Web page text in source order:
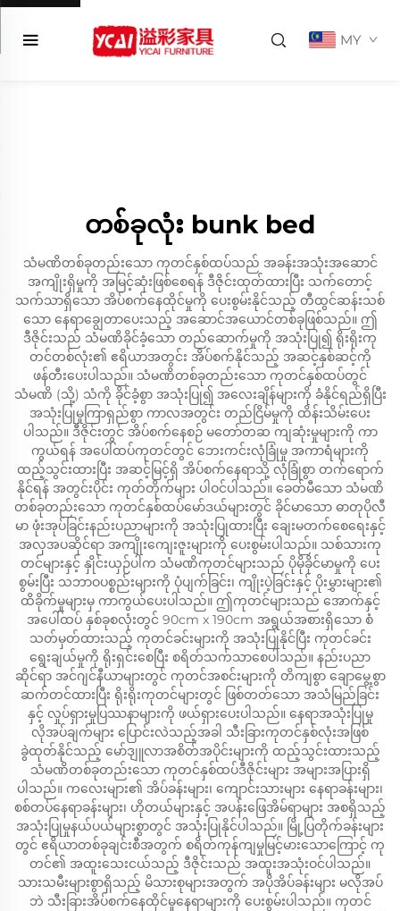
MY
တစ်ခုလုံး bunk bed
သံမဏိတစ်ခုတည်းသော ကုတင်နှစ်ထပ်သည် အခန်းအသုံးအဆောင်
အကျိုးရှိမှုကို အမြင့်ဆုံးဖြစ်စေရန် ဒီဇိုင်းထုတ်ထားပြီး သက်တောင့်
သက်သာရှိသော အိပ်စက်နေထိုင်မှုကို ပေးစွမ်းနိုင်သည့် တီထွင်ဆန်းသစ်
သော နေရာချွေတာပေးသည့် အဆောင်အယောင်တစ်ခုဖြစ်သည်။ ဤ
ဒီဇိုင်းသည် သံမဏိခိုင်ခံ့သော တည်ဆောက်မှုကို အသုံးပြု၍ ရိုးရိုးကု
တင်တစ်လုံး၏ ဧရိယာအတွင်း အိပ်စက်နိုင်သည့် အဆင့်နှစ်ဆင့်ကို
ဖန်တီးပေးပါသည်။ သံမဏိတစ်ခုတည်းသော ကုတင်နှစ်ထပ်တွင်
သံမဏိ (သို့) သံကို ခိုင်ခံ့စွာ အသုံးပြု၍ အလေးချိန်များကို ခံနိုင်ရည်ရှိပြီး
အသုံးပြုမှုကြာရှည်စွာ ကာလအတွင်း တည်ငြိမ်မှုကို ထိန်းသိမ်းပေး
ပါသည်။ ဒီဇိုင်းတွင် အိပ်စက်နေစဉ် မတော်တဆ ကျဆုံးမှုများကို ကာ
ကွယ်ရန် အပေါ်ထပ်ကုတင်တွင် ဘေးကင်းလုံခြုံမှု အကာရံများကို
ထည့်သွင်းထားပြီး အဆင့်မြင့်ရှိ အိပ်စက်နေရာသို့ လုံခြုံစွာ တက်ရောက်
နိုင်ရန် အတွင်းပိုင်း ကုတ်တိုက်များ ပါဝင်ပါသည်။ ခေတ်မီသော သံမဏိ
တစ်ခုတည်းသော ကုတင်နှစ်ထပ်မော်ဒယ်များတွင် ခိုင်မာသော ဓာတုပိုလီ
မာ ဖုံးအုပ်ခြင်းနည်းပညာများကို အသုံးပြုထားပြီး ချေးမတက်စေရေးနှင့်
အလှအပဆိုင်ရာ အကျိုးကျေးဇူးများကို ပေးစွမ်းပါသည်။ သစ်သားကု
တင်များနှင့် နှိုင်းယှဉ်ပါက သံမဏိကုတင်များသည် ပိုမိုခိုင်မာမှုကို ပေး
စွမ်းပြီး သဘာဝပစ္စည်းများကို ပုံပျက်ခြင်း၊ ကျိုးပဲ့ခြင်းနှင့် ပိုးမွှားများ၏
ထိခိုက်မှုများမှ ကာကွယ်ပေးပါသည်။ ဤကုတင်များသည် အောက်နှင့်
အပေါ်ထပ် နှစ်ခုစလုံးတွင် 90cm x 190cm အရွယ်အစားရှိသော စံ
သတ်မှတ်ထားသည့် ကုတင်ခင်းများကို အသုံးပြုနိုင်ပြီး ကုတင်ခင်း
ရွေးချယ်မှုကို ရိုးရှင်းစေပြီး စရိတ်သက်သာစေပါသည်။ နည်းပညာ
ဆိုင်ရာ အင်ဂျင်နီယာများတွင် ကုတင်အစင်းများကို တိကျစွာ ချောမွေ့စွာ
ဆက်တင်ထားပြီး ရိုးရိုးကုတင်များတွင် ဖြစ်တတ်သော အသံမြည်ခြင်း
နှင့် လှုပ်ရှားမှုပြဿနာများကို ဖယ်ရှားပေးပါသည်။ နေရာအသုံးပြုမှု
လိုအပ်ချက်များ ပြောင်းလဲသည့်အခါ သီးခြားကုတင်နှစ်လုံးအဖြစ်
ခွဲထုတ်နိုင်သည့် မော်ဒျူလာအစိတ်အပိုင်းများကို ထည့်သွင်းထားသည့်
သံမဏိတစ်ခုတည်းသော ကုတင်နှစ်ထပ်ဒီဇိုင်းများ အများအပြားရှိ
ပါသည်။ ကလေးများ၏ အိပ်ခန်းများ၊ ကျောင်းသားများ နေရာခန်းများ၊
စစ်တပ်နေရာခန်းများ၊ ဟိုတယ်များနှင့် အပန်းဖြေအိမ်ရာများ အစရှိသည့်
အသုံးပြုမှုနယ်ပယ်များစွာတွင် အသုံးပြုနိုင်ပါသည်။ မြို့ပြတိုက်ခန်းများ
တွင် ဧရိယာတစ်ခုချင်းစီအတွက် စရိတ်ကုန်ကျမှုမြင့်မားသောကြောင့် ကု
တင်၏ အထူးသေးငယ်သည့် ဒီဇိုင်းသည် အထူးအသုံးဝင်ပါသည်။
သားသမီးများစွာရှိသည့် မိသားစုများအတွက် အပိုအိပ်ခန်းများ မလိုအပ်
ဘဲ သီးခြားအိပ်စက်နေထိုင်မှုနေရာများကို ပေးစွမ်းပါသည်။ ကုတင်